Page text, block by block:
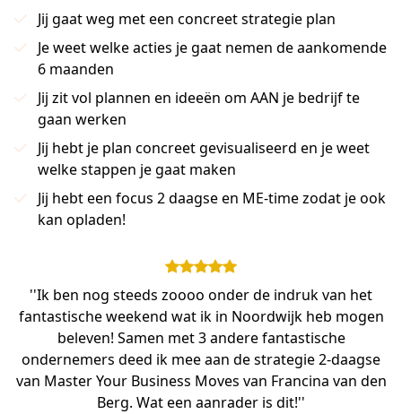
Jij gaat weg met een concreet strategie plan
Je weet welke acties je gaat nemen de aankomende
6 maanden
Jij zit vol plannen en ideeën om AAN je bedrijf te
gaan werken
Jij hebt je plan concreet gevisualiseerd en je weet
welke stappen je gaat maken
Jij hebt een focus 2 daagse en ME-time zodat je ook
kan opladen!
''Ik ben nog steeds zoooo onder de indruk van het
fantastische weekend wat ik in Noordwijk heb mogen
beleven! Samen met 3 andere fantastische
ondernemers deed ik mee aan de strategie 2-daagse
van Master Your Business Moves van Francina van den
Berg. Wat een aanrader is dit!''